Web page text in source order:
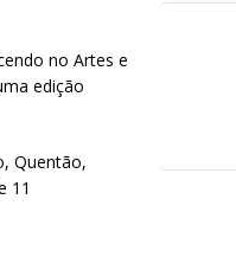
no Artes e
edição
Quentão,
11